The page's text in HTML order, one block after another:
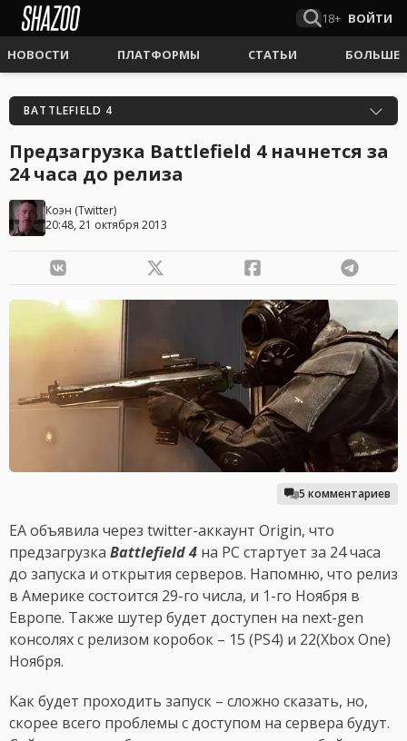
18+ ВОЙТИ
НОВОСТИ ПЛАТФОРМЫ СТАТЬИ БОЛЬШЕ
BATTLEFIELD 4
Предзагрузка Battlefield 4 начнется за
24 часа до релиза
Коэн (Twitter)
20:48, 21 октября 2013
5 комментариев
EA объявила через twitter-аккаунт Origin, что
предзагрузка Battlefield 4 на PC стартует за 24 часа
до запуска и открытия серверов. Напомню, что релиз
в Америке состоится 29-го числа, и 1-го Ноября в
Европе. Также шутер будет доступен на next-gen
консолях с релизом коробок – 15 (PS4) и 22(Xbox One)
Ноября.
Как будет проходить запуск – сложно сказать, но,
скорее всего проблемы с доступом на сервера будут.